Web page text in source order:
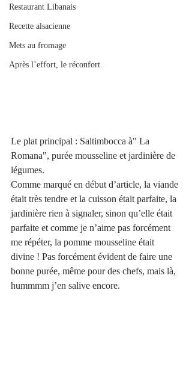
Restaurant Libanais
Recette alsacienne
Mets au fromage
Après l’effort, le réconfort.
Le plat principal : Saltimbocca à" La
Romana", purée mousseline et jardinière de
légumes.
Comme marqué en début d’article, la viande
était très tendre et la cuisson était parfaite, la
jardinière rien à signaler, sinon qu’elle était
parfaite et comme je n’aime pas forcément
me répéter, la pomme mousseline était
divine ! Pas forcément évident de faire une
bonne purée, même pour des chefs, mais là,
hummmm j’en salive encore.